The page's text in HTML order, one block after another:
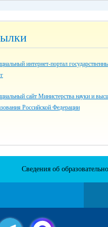
интернет-портал
сайт Министерства науки и
Российской Федерации
Сведения об